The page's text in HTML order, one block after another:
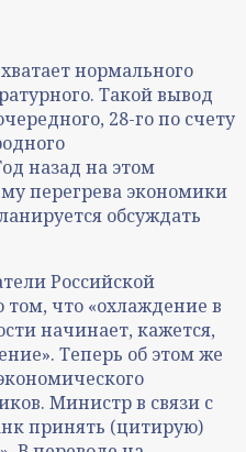
нормального
Такой вывод
28-го по счету
назад на этом
перегрева экономики
обсуждать
Российской
что «охлаждение в
начинает, кажется,
Теперь об этом же
Министр в связи с
принять (цитирую)